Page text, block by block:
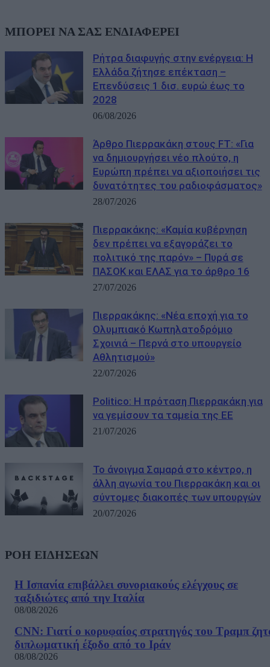
ΜΠΟΡΕΙ ΝΑ ΣΑΣ ΕΝΔΙΑΦΕΡΕΙ
Ρήτρα διαφυγής στην ενέργεια: Η
Ελλάδα ζήτησε επέκταση –
Επενδύσεις 1 δισ. ευρώ έως το
2028
06/08/2026
Άρθρο Πιερρακάκη στους FΤ: «Για
να δημιουργήσει νέο πλούτο, η
Ευρώπη πρέπει να αξιοποιήσει τις
δυνατότητες του ραδιοφάσματος»
28/07/2026
Πιερρακάκης: «Καμία κυβέρνηση
δεν πρέπει να εξαγοράζει το
πολιτικό της παρόν» – Πυρά σε
ΠΑΣΟΚ και ΕΛΑΣ για το άρθρο 16
27/07/2026
Πιερρακάκης: «Νέα εποχή για το
Ολυμπιακό Κωπηλατοδρόμιο
Σχοινιά – Περνά στο υπουργείο
Αθλητισμού»
22/07/2026
Politico: Η πρόταση Πιερρακάκη για
να γεμίσουν τα ταμεία της ΕΕ
21/07/2026
Το άνοιγμα Σαμαρά στο κέντρο, η
άλλη αγωνία του Πιερρακάκη και οι
σύντομες διακοπές των υπουργών
20/07/2026
ΡΟΗ ΕΙΔΗΣΕΩΝ
Η Ισπανία επιβάλλει συνοριακούς ελέγχους σε
ταξιδιώτες από την Ιταλία
08/08/2026
CNN: Γιατί ο κορυφαίος στρατηγός του Τραμπ
διπλωματική έξοδο από το Ιράν
08/08/2026